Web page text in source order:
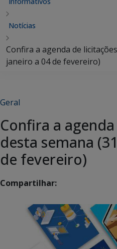
Notícias
Confira a agenda de
janeiro a 04 de fevereiro)
Geral
Confira a
desta semana
de fevereiro)
Compartilhar: